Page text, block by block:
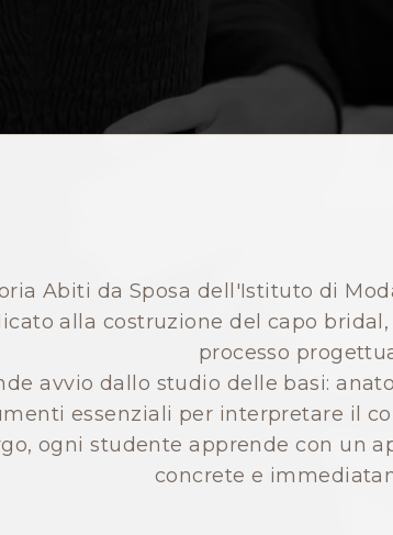
Abiti da Sposa dell'Istituto di
alla costruzione del capo
processo
avvio dallo studio delle basi:
essenziali per interpretare il
ogni studente apprende con un
concrete e